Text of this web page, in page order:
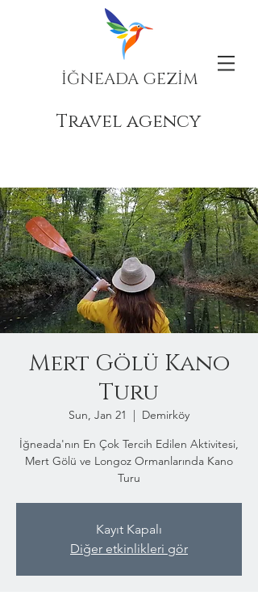
İĞNEADA GEZİM
Travel agency
Mert Gölü Kano
Turu
Sun, Jan 21
  |
Demirköy
İğneada'nın En Çok Tercih Edilen Aktivitesi,
Mert Gölü ve Longoz Ormanlarında Kano
Turu
Kayıt Kapalı
Diğer etkinlikleri gör